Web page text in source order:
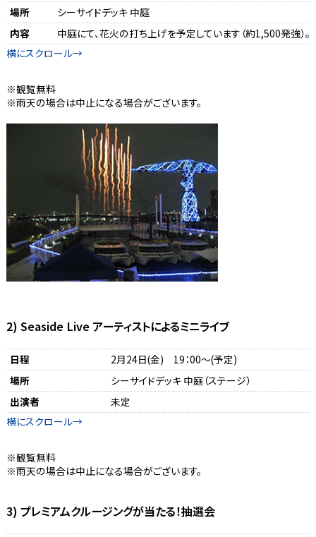
場所
シーサイドデッキ 中庭
内容
中庭にて、花火の打ち上げを予定しています（約1,500発強）。
観覧無料
雨天の場合は中止になる場合がございます。
2) Seaside Live アーティストによるミニライブ
日程
2月24日(金) 19：00～(予定)
場所
シーサイドデッキ 中庭（ステージ）
出演者
未定
観覧無料
雨天の場合は中止になる場合がございます。
3) プレミアムクルージングが当たる！抽選会